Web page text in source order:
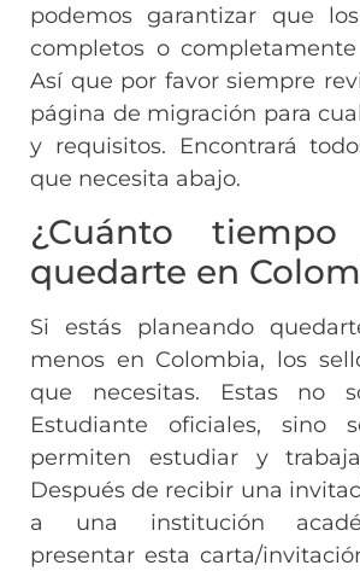
podemos garantizar que
completos o completamente
Así que por favor siempre
página de migración para
y requisitos. Encontrará
que necesita abajo.
¿Cuánto tiempo
quedarte en
Si estás planeando
menos en Colombia, los
que necesitas. Estas no
Estudiante oficiales, sino
permiten estudiar y
Después de recibir una
a una institución
presentar esta carta/